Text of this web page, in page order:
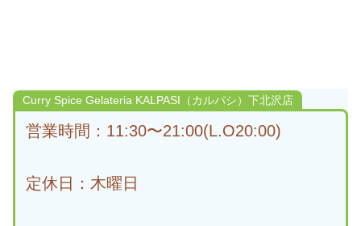
Curry Spice Gelateria KALPASI（カルパシ）下北沢店
営業時間：11:30〜21:00(L.O20:00)
定休日：木曜日